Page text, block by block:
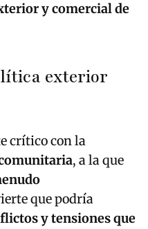
y comercial de
exterior
crítico con la
, a la que
que podría
y tensiones que